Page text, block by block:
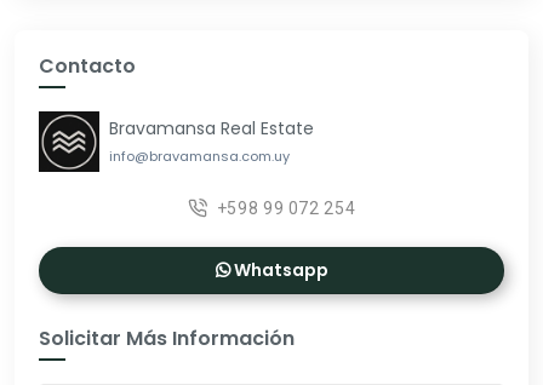
Contacto
Bravamansa Real Estate
info@bravamansa.com.uy
+598 99 072 254
Whatsapp
Solicitar Más Información